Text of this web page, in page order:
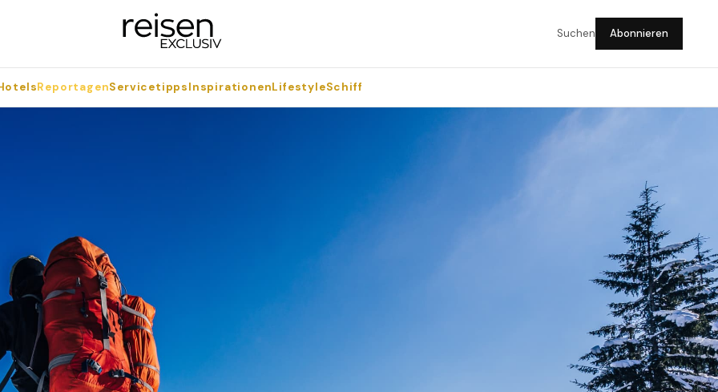
Suchen Abonnieren
ReportagenServicetippsInspirationenLifestyleSchiff